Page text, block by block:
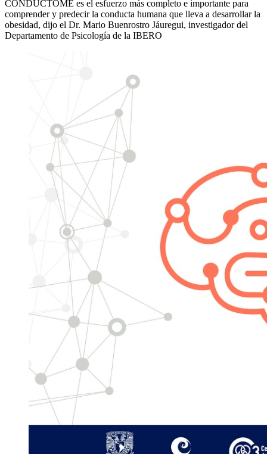
CONDUCTOME es el esfuerzo más completo e importante para
comprender y predecir la conducta humana que lleva a desarrollar la
obesidad, dijo el Dr. Mario Buenrostro Jáuregui, investigador del
Departamento de Psicología de la IBERO